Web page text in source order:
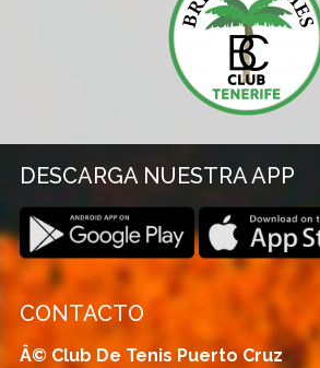
DESCARGA NUESTRA APP
CONTACTO
Â© Club De Tenis Puerto Cruz